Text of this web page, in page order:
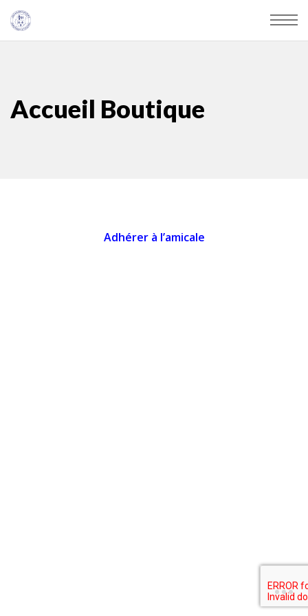
Accueil Boutique
Adhérer à l’amicale